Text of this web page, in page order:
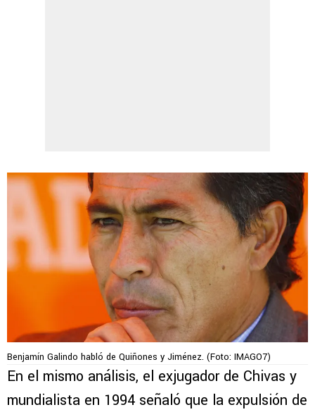
Benjamín Galindo habló de Quiñones y Jiménez. (Foto: IMAGO7)
En el mismo análisis, el exjugador de Chivas y
mundialista en 1994 señaló que la expulsión de